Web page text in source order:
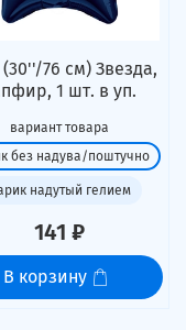
76 см) Звезда,
1 шт. в уп.
вариант товара
без надува/поштучно
надутый гелием
141 ₽
В корзину